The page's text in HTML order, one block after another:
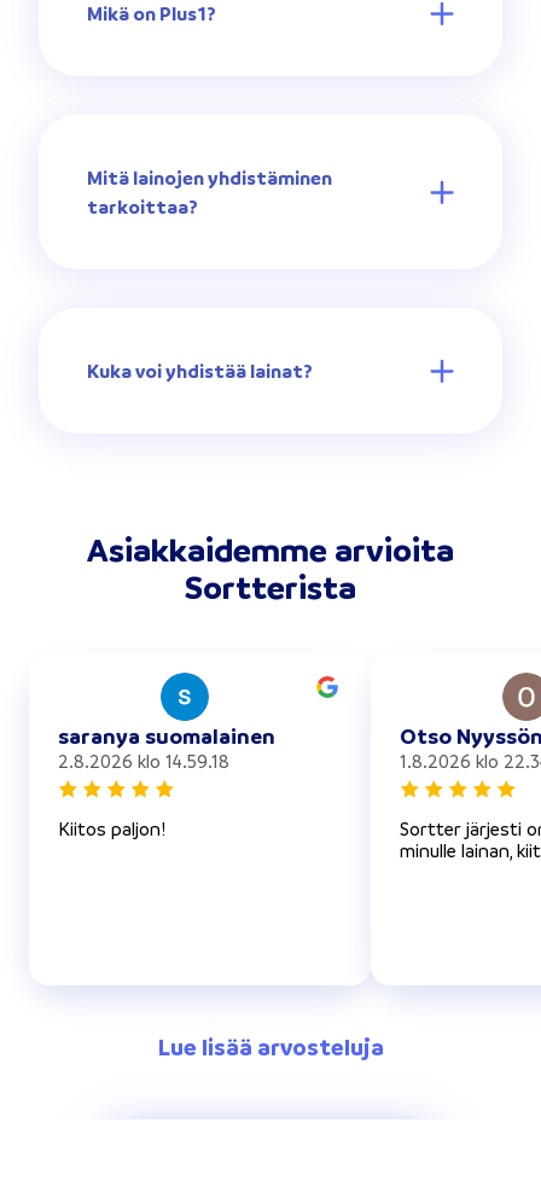
Mikä on Plus1?
Mitä lainojen yhdistäminen
tarkoittaa?
Kuka voi yhdistää lainat?
Asiakkaidemme arvioita
Sortterista
saranya suomalainen
2.8.2026 klo 14.59.18
Kiitos paljon!
Otso
1.8.2026 klo
Sortter järjesti
minulle lainan,
Lue lisää arvosteluja